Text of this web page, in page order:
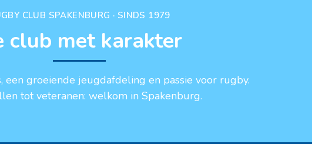
CLUB SPAKENBURG · SINDS 1979
club met karakter
een groeiende jeugdafdeling en passie voor rugby.
tot veteranen: welkom in Spakenburg.